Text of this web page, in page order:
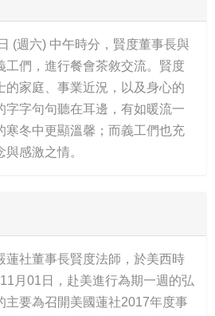
(週六) 中午時分，賢度董事長與
工們，進行餐會茶敘交流。賢度
的家庭、事業近況，以及身心的
字字句句聽在耳邊，有如暖流一
寒冬中更顯溫馨；而義工們也充
感激之情。
社董事長賢度法師，於美西時
月01日，赴美進行為期一週的弘
主要為召開美國蓮社2017年度事